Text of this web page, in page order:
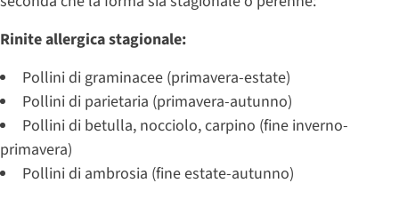
Rinite allergica stagionale:
Pollini di graminacee (primavera-estate)
Pollini di parietaria (primavera-autunno)
Pollini di betulla, nocciolo, carpino (fine inverno-
primavera)
Pollini di ambrosia (fine estate-autunno)